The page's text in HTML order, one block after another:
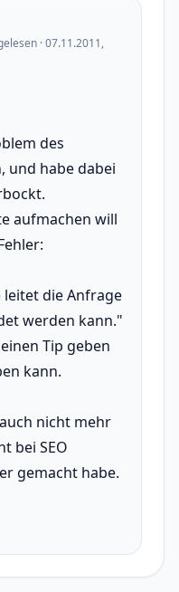
· 07.11.2011,
des
und habe dabei
aufmachen will
die Anfrage
werden kann."
Tip geben
kann.
nicht mehr
bei SEO
gemacht habe.